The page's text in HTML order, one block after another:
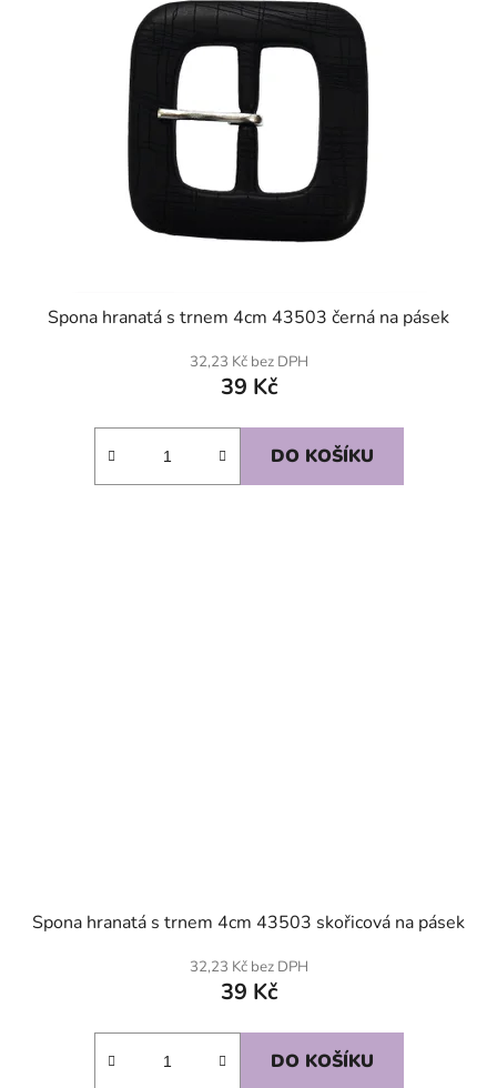
Spona hranatá s trnem 4cm 43503 černá na pásek
32,23 Kč bez DPH
39 Kč
DO KOŠÍKU
Spona hranatá s trnem 4cm 43503 skořicová na pásek
32,23 Kč bez DPH
39 Kč
DO KOŠÍKU